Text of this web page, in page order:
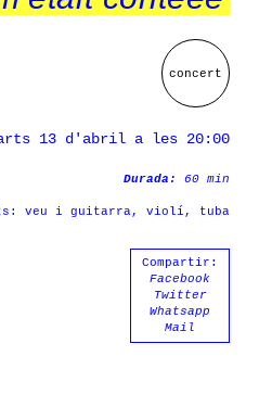
concert
13 d'abril a les 20:00
Durada: 60 min
veu i guitarra, violí, tuba
Compartir:
Facebook
Twitter
Whatsapp
Mail